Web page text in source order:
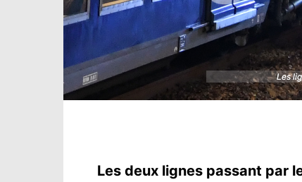
Les
Les
Les deux lignes passant par